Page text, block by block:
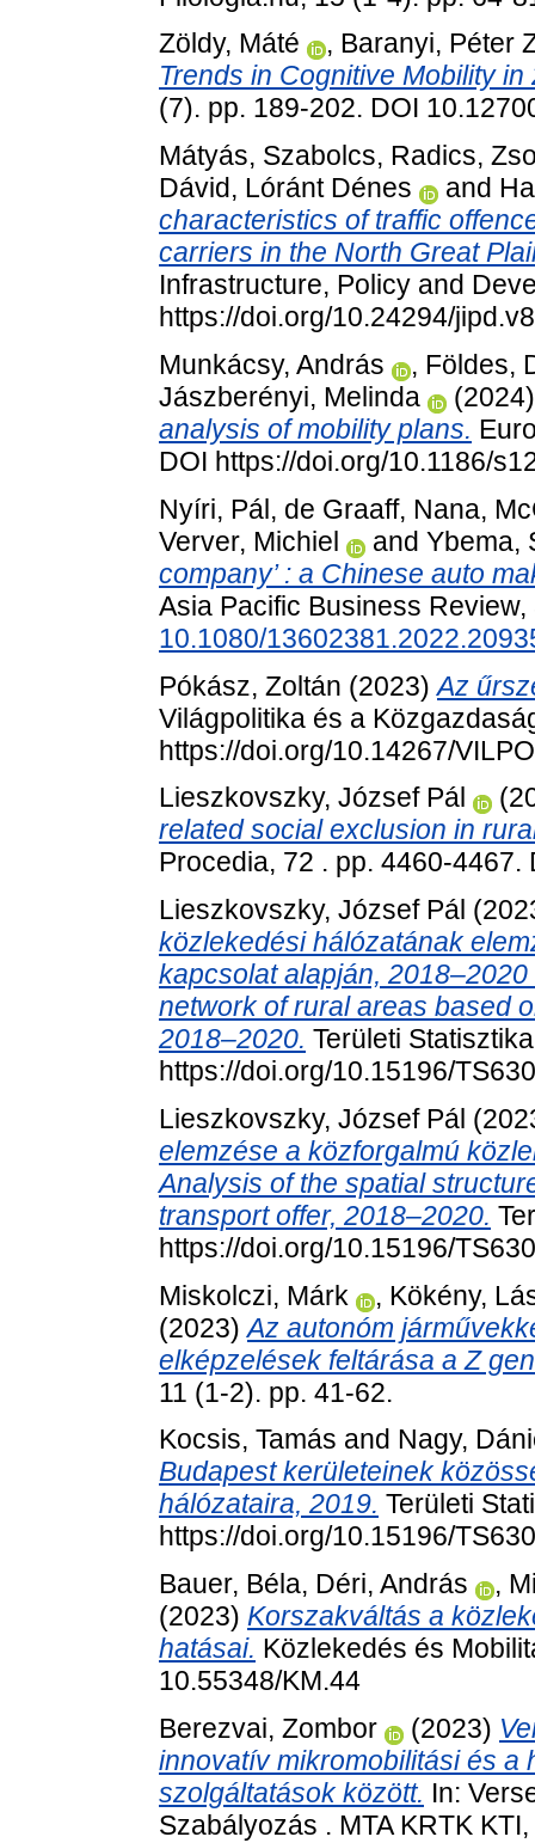
Zöldy, Máté
, Baranyi, Péter
Trends in Cognitive Mobility in
(7). pp. 189-202. DOI
Mátyás, Szabolcs, Radics,
Dávid, Lóránt Dénes
and
characteristics of traffic
carriers in the North Great
Infrastructure, Policy and
https://doi.org/10.24294/
Munkácsy, András
, Földes,
Jászberényi, Melinda
analysis of mobility plans.
DOI https://doi.org/10.1186/
Nyíri, Pál, de Graaff, Nana,
Verver, Michiel
and Ybema,
company’ : a Chinese auto
Asia Pacific Business
10.1080/
Pókász, Zoltán (2023)Az
Világpolitika és a
https://doi.org/10.14267/
Lieszkovszky, József Pál
related social exclusion in
Procedia, 72 . pp. 4460-4467.
Lieszkovszky, József Pál
közlekedési hálózatának
kapcsolat alapján,
network of rural areas based
2018–2020. Területi
https://doi.org/10.15196/
Lieszkovszky, József Pál
elemzése a közforgalmú
Analysis of the spatial
transport offer, 2018–2020.
https://doi.org/10.15196/
Miskolczi, Márk
, Kökény,
(2023)Az autonóm
elképzelések feltárása a Z
11 (1-2). pp. 41-62.
Kocsis, Tamás and Nagy,
Budapest kerületeinek
hálózataira, 2019. Területi
https://doi.org/10.15196/
Bauer, Béla, Déri, András ,
(2023) Korszakváltás a
hatásai. Közlekedés és
10.55348/KM.44
Berezvai, Zombor
(2023)
innovatív mikromobilitási és a
szolgáltatások között. In:
Szabályozás . MTA KRTK